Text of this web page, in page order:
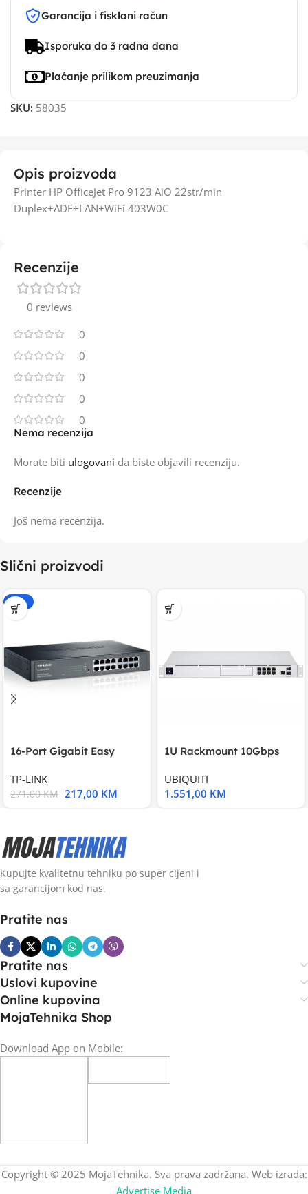
Garancija i fisklani račun
Isporuka do 3 radna dana
Plaćanje prilikom preuzimanja
SKU: 58035
Opis proizvoda
Printer HP OfficeJet Pro 9123 AiO 22str/min
Duplex+ADF+LAN+WiFi 403W0C
Recenzije
0 reviews
0
0
0
0
0
Recenzije
Još nema recenzija.
Nema recenzija
Morate biti ulogovani da biste objavili recenziju.
Slični proizvodi
-20%
16-Port Gigabit Easy
TP-LINK
271,00KM 217,00 KM
1U Rackmount 10Gbps
UBIQUITI
1.551,00 KM
Kupujte kvalitetnu tehniku po super cijeni i
sa garancijom kod nas.
Pratite nas
Pratite nas
Uslovi kupovine
Online kupovina
MojaTehnika Shop
Download App on Mobile:
Copyright © 2025 MojaTehnika. Sva prava zadržana. Web izrada:
Advertise Media